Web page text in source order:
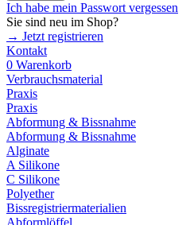
Ich habe mein Passwort vergessen
Sie sind neu im Shop?
→ Jetzt registrieren
Kontakt
0 Warenkorb
Verbrauchsmaterial
Praxis
Praxis
Abformung & Bissnahme
Abformung & Bissnahme
Alginate
A Silikone
C Silikone
Polyether
Bissregistriermaterialien
Abformlöffel